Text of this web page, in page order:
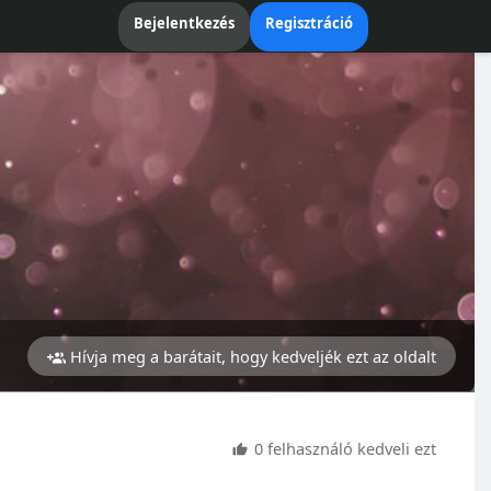
Bejelentkezés Regisztráció
0 felhasználó kedveli ezt
Hívja meg a barátait, hogy kedveljék ezt az oldalt